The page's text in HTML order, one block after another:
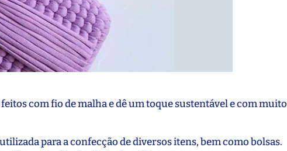
com fio de malha e dê um toque sustentável e com muito
para a confecção de diversos itens, bem como bolsas.